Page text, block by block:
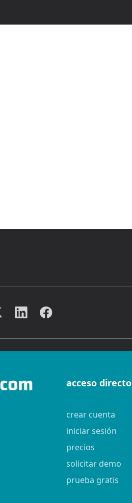
acceso directo
crear cuenta
iniciar sesión
precios
solicitar demo
prueba gratis